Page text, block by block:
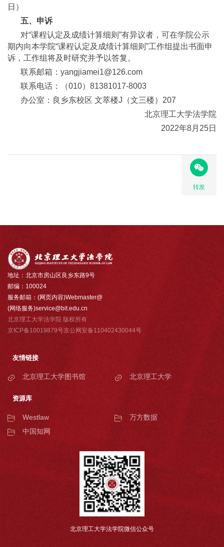
日）
五、申诉
对“课程认定及成绩计算细则”有异议者，可在学院公示
期内向本学院“课程认定及成绩计算细则”工作组提出书面申
诉，工作组将及时研究并予以答复。
联系邮箱：yangjiamei1@126.com
联系电话：（010）81381017-8003
办公室：良乡东校区 文萃楼J（文三楼）207
北京理工大学法学院
2022年8月25日
转发
地址：北京市房山区良乡东路9号
邮编：100024
服务邮箱：(网页内容)Webmaster@
(网络服务)service@bit.edu.cn
北京理工大学法学院 版权所有
京ICP备10019879号京公网安备110402430044号
友情链接
北京理工大学图书馆 北京理工大学
资源库
Westlaw
万方数据
中国知网
北京理工大学法学院微信公众号